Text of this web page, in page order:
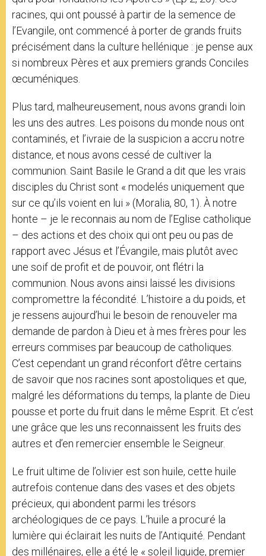
racines, qui ont poussé à partir de la semence de
l’Evangile, ont commencé à porter de grands fruits
précisément dans la culture hellénique : je pense aux
si nombreux Pères et aux premiers grands Conciles
œcuméniques.
Plus tard, malheureusement, nous avons grandi loin
les uns des autres. Les poisons du monde nous ont
contaminés, et l’ivraie de la suspicion a accru notre
distance, et nous avons cessé de cultiver la
communion. Saint Basile le Grand a dit que les vrais
disciples du Christ sont « modelés uniquement que
sur ce qu’ils voient en lui » (Moralia, 80, 1). À notre
honte – je le reconnais au nom de l’Eglise catholique
– des actions et des choix qui ont peu ou pas de
rapport avec Jésus et l’Évangile, mais plutôt avec
une soif de profit et de pouvoir, ont flétri la
communion. Nous avons ainsi laissé les divisions
compromettre la fécondité. L’histoire a du poids, et
je ressens aujourd’hui le besoin de renouveler ma
demande de pardon à Dieu et à mes frères pour les
erreurs commises par beaucoup de catholiques.
C’est cependant un grand réconfort d’être certains
de savoir que nos racines sont apostoliques et que,
malgré les déformations du temps, la plante de Dieu
pousse et porte du fruit dans le même Esprit. Et c’est
une grâce que les uns reconnaissent les fruits des
autres et d’en remercier ensemble le Seigneur.
Le fruit ultime de l’olivier est son huile, cette huile
autrefois contenue dans des vases et des objets
précieux, qui abondent parmi les trésors
archéologiques de ce pays. L’huile a procuré la
lumière qui éclairait les nuits de l’Antiquité. Pendant
des millénaires, elle a été le « soleil liquide, premier